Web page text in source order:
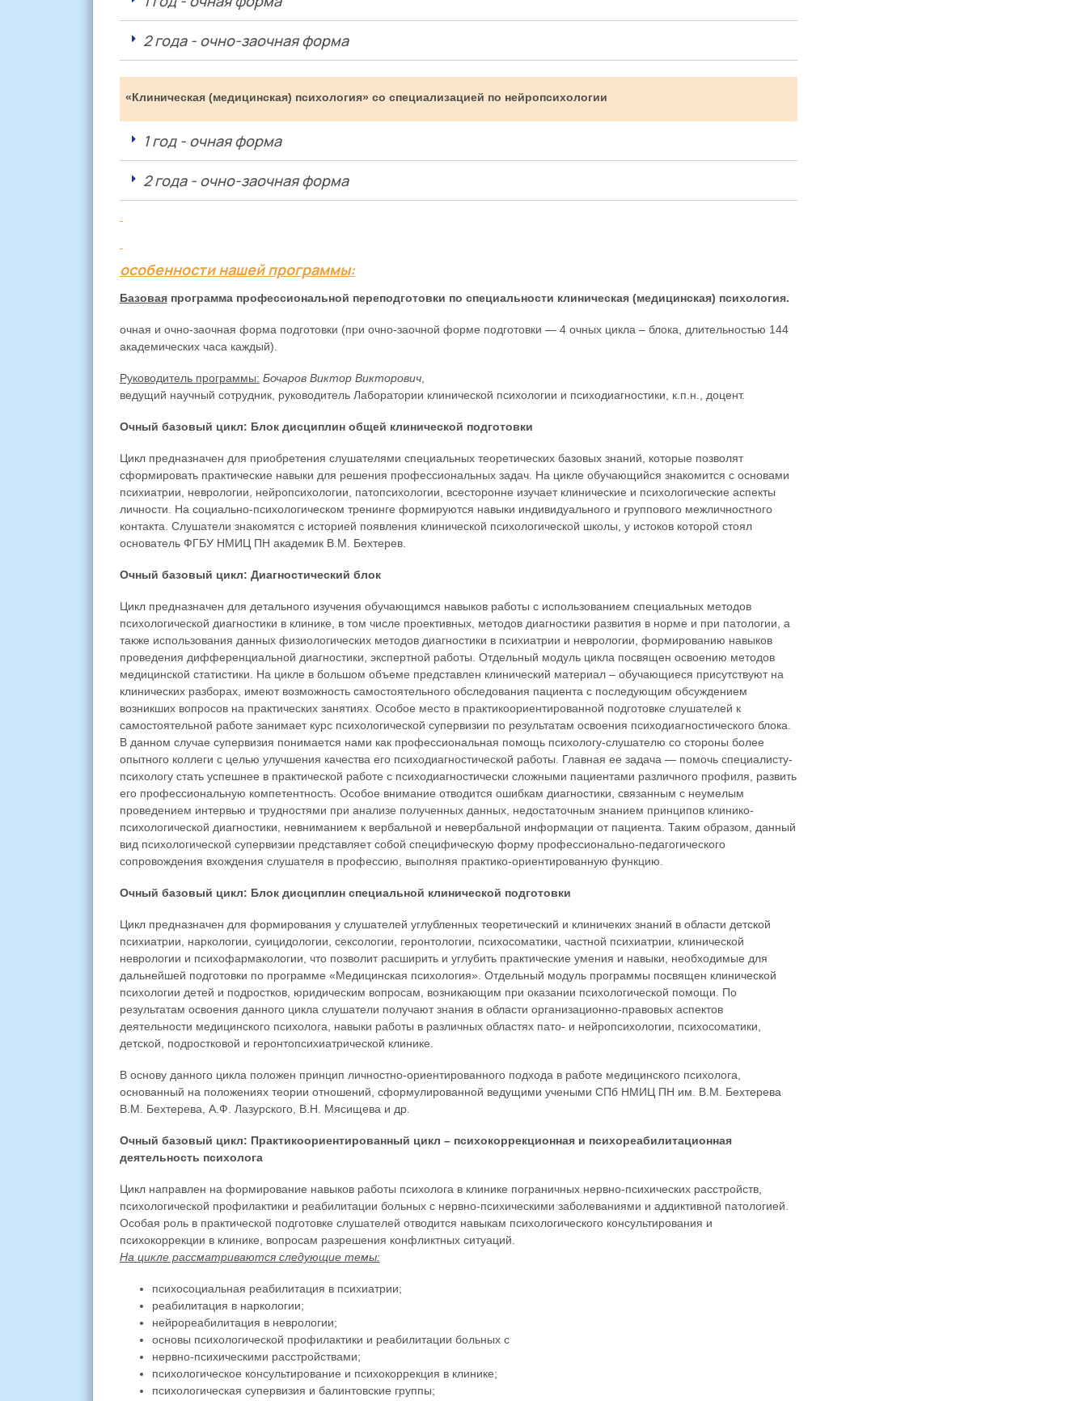
2 года - очно-заочная форма
«Клиническая (медицинская) психология» со специализацией по нейропсихологии
1 год - очная форма
2 года - очно-заочная форма
особенности нашей программы:
Базоваяпрограмма профессиональной переподготовки по специальности клиническая (медицинская) психология.
очная и очно-заочная форма подготовки (при очно-заочной форме подготовки — 4 очных цикла – блока, длительностью 144
академических часа каждый).
Руководитель программы: Бочаров Виктор Викторович,
ведущий научный сотрудник, руководитель Лаборатории клинической психологии и психодиагностики, к.п.н., доцент.
Очный базовый цикл: Блок дисциплин общей клинической подготовки
Цикл предназначен для приобретения слушателями специальных теоретических базовых знаний, которые позволят
сформировать практические навыки для решения профессиональных задач. На цикле обучающийся знакомится с основами
психиатрии, неврологии, нейропсихологии, патопсихологии, всесторонне изучает клинические и психологические аспекты
личности. На социально-психологическом тренинге формируются навыки индивидуального и группового межличностного
контакта. Слушатели знакомятся с историей появления клинической психологической школы, у истоков которой стоял
основатель ФГБУ НМИЦ ПН академик В.М. Бехтерев.
Очный базовый цикл: Диагностический блок
Цикл предназначен для детального изучения обучающимся навыков работы с использованием специальных методов
психологической диагностики в клинике, в том числе проективных, методов диагностики развития в норме и при патологии, а
также использования данных физиологических методов диагностики в психиатрии и неврологии, формированию навыков
проведения дифференциальной диагностики, экспертной работы. Отдельный модуль цикла посвящен освоению методов
медицинской статистики. На цикле в большом объеме представлен клинический материал – обучающиеся присутствуют на
клинических разборах, имеют возможность самостоятельного обследования пациента с последующим обсуждением
возникших вопросов на практических занятиях. Особое место в практикоориентированной подготовке слушателей к
самостоятельной работе занимает курс психологической супервизии по результатам освоения психодиагностического блока.
В данном случае супервизия понимается нами как профессиональная помощь психологу-слушателю со стороны более
опытного коллеги с целью улучшения качества его психодиагностической работы. Главная ее задача — помочь специалисту-
психологу стать успешнее в практической работе с психодиагностически сложными пациентами различного профиля, развить
его профессиональную компетентность. Особое внимание отводится ошибкам диагностики, связанным с неумелым
проведением интервью и трудностями при анализе полученных данных, недостаточным знанием принципов клинико-
психологической диагностики, невниманием к вербальной и невербальной информации от пациента. Таким образом, данный
вид психологической супервизии представляет собой специфическую форму профессионально-педагогического
сопровождения вхождения слушателя в профессию, выполняя практико-ориентированную функцию.
Очный базовый цикл: Блок дисциплин специальной клинической подготовки
Цикл предназначен для формирования у слушателей углубленных теоретический и клиничеких знаний в области детской
психиатрии, наркологии, суицидологии, сексологии, геронтологии, психосоматики, частной психиатрии, клинической
неврологии и психофармакологии, что позволит расширить и углубить практические умения и навыки, необходимые для
дальнейшей подготовки по программе «Медицинская психология». Отдельный модуль программы посвящен клинической
психологии детей и подростков, юридическим вопросам, возникающим при оказании психологической помощи. По
результатам освоения данного цикла слушатели получают знания в области организационно-правовых аспектов
деятельности медицинского психолога, навыки работы в различных областях пато- и нейропсихологии, психосоматики,
детской, подростковой и геронтопсихиатрической клинике.
В основу данного цикла положен принцип личностно-ориентированного подхода в работе медицинского психолога,
основанный на положениях теории отношений, сформулированной ведущими учеными СПб НМИЦ ПН им. В.М. Бехтерева
В.М. Бехтерева, А.Ф. Лазурского, В.Н. Мясищева и др.
Очный базовый цикл: Практикоориентированный цикл – психокоррекционная и психореабилитационная
деятельность психолога
Цикл направлен на формирование навыков работы психолога в клинике пограничных нервно-психических расстройств,
психологической профилактики и реабилитации больных с нервно-психическими заболеваниями и аддиктивной патологией.
Особая роль в практической подготовке слушателей отводится навыкам психологического консультирования и
психокоррекции в клинике, вопросам разрешения конфликтных ситуаций.
На цикле рассматриваются следующие темы:
психосоциальная реабилитация в психиатрии;
реабилитация в наркологии;
нейрореабилитация в неврологии;
основы психологической профилактики и реабилитации больных с
нервно-психическими расстройствами;
психологическое консультирование и психокоррекция в клинике;
психологическая супервизия и балинтовские группы;